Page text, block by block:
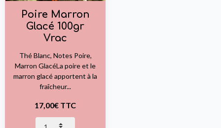
Poire Marron
Glacé 100gr
Vrac
Thé Blanc, Notes Poire,
Marron GlacéLa poire et le
marron glacé apportent à la
fraîcheur...
17,00€ TTC